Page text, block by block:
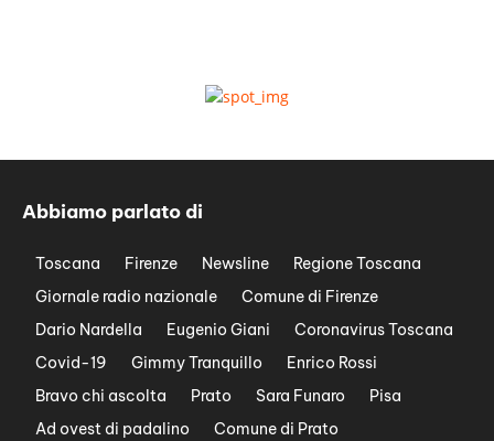
Abbiamo parlato di
Toscana Firenze Newsline
Regione Toscana
Giornale radio nazionale
Comune di Firenze
Dario Nardella
Eugenio Giani
Coronavirus Toscana
Covid-19
Gimmy Tranquillo
Enrico Rossi
Bravo chi ascolta
Prato Sara Funaro
Pisa
Ad ovest di padalino
Comune di Prato